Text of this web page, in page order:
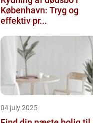
København: Tryg og
effektiv pr...
04 july 2025